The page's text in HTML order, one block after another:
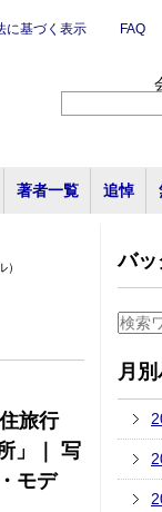
に基づく表示 FAQ
著者一覧 追悼
旅行
」｜ 写
モデ
バッ
月